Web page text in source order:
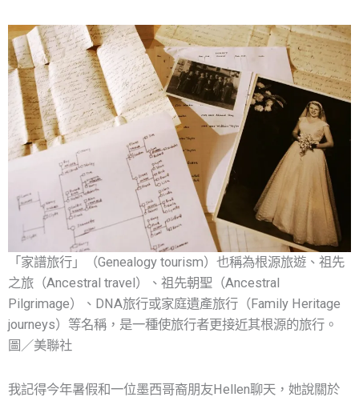
「家譜旅行」（Genealogy tourism）也稱為根源旅遊、祖先
之旅（Ancestral travel）、祖先朝聖（Ancestral
Pilgrimage）、DNA旅行或家庭遺產旅行（Family Heritage
journeys）等名稱，是一種使旅行者更接近其根源的旅行。
圖／美聯社
我記得今年暑假和一位墨西哥裔朋友Hellen聊天，她說關於